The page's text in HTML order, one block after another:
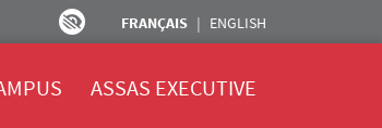
FRANÇAIS ENGLISH
ASSAS EXECUTIVE